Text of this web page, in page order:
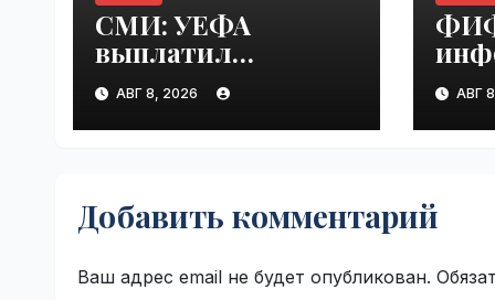
СМИ: УЕФА
выплатил
шестизначную
сумму любовнице
Инфантино |
АВГ 8, 2026 АВГ
Добавить комментарий
Ваш адрес email не будет опубликован.